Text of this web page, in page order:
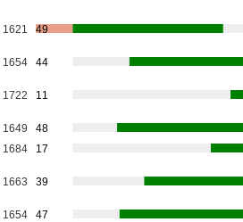
1621 49
1654 44
1722 11
1649
48
1684 17
1663 39
1654
47